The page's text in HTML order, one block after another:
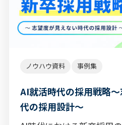
ノウハウ資料 事例集
AI就活時代の採用戦略
代の採用設計～